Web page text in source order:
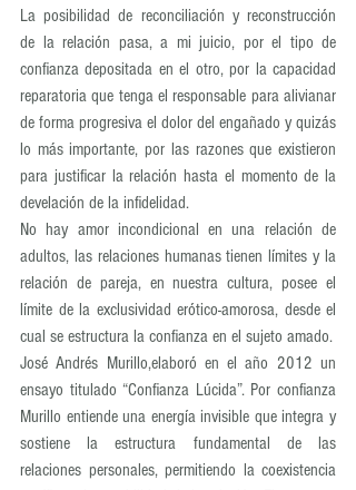
La posibilidad de reconciliación y reconstrucción
de la relación pasa, a mi juicio, por el tipo de
confianza depositada en el otro, por la capacidad
reparatoria que tenga el responsable para alivianar
de forma progresiva el dolor del engañado y quizás
lo más importante, por las razones que existieron
para justificar la relación hasta el momento de la
develación de la infidelidad.
No hay amor incondicional en una relación de
adultos, las relaciones humanas tienen límites y la
relación de pareja, en nuestra cultura, posee el
límite de la exclusividad erótico-amorosa, desde el
cual se estructura la confianza en el sujeto amado.
José Andrés Murillo,elaboró en el año 2012 un
ensayo titulado “Confianza Lúcida”. Por confianza
Murillo entiende una energía invisible que integra y
sostiene la estructura fundamental de las
relaciones personales, permitiendo la coexistencia